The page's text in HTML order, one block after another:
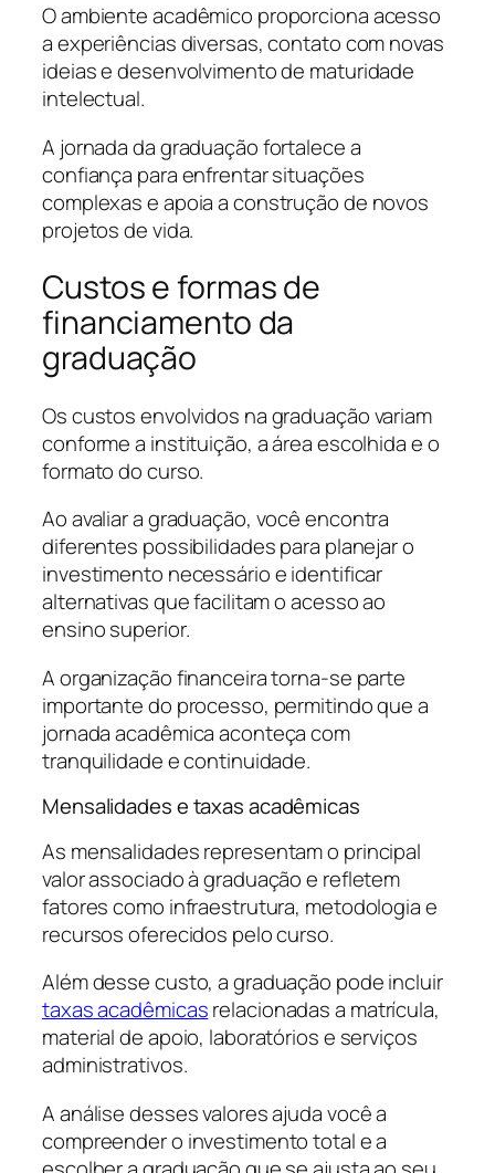
O ambiente acadêmico proporciona acesso
a experiências diversas, contato com novas
ideias e desenvolvimento de maturidade
intelectual.
A jornada da graduação fortalece a
confiança para enfrentar situações
complexas e apoia a construção de novos
projetos de vida.
Custos e formas de
financiamento da
graduação
Os custos envolvidos na graduação variam
conforme a instituição, a área escolhida e o
formato do curso.
Ao avaliar a graduação, você encontra
diferentes possibilidades para planejar o
investimento necessário e identificar
alternativas que facilitam o acesso ao
ensino superior.
A organização financeira torna-se parte
importante do processo, permitindo que a
jornada acadêmica aconteça com
tranquilidade e continuidade.
Mensalidades e taxas acadêmicas
As mensalidades representam o principal
valor associado à graduação e refletem
fatores como infraestrutura, metodologia e
recursos oferecidos pelo curso.
Além desse custo, a graduação pode incluir
taxas acadêmicasrelacionadas a matrícula,
material de apoio, laboratórios e serviços
administrativos.
A análise desses valores ajuda você a
compreender o investimento total e a